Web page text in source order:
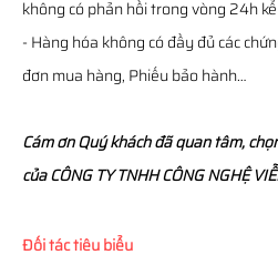
không có phản hồi trong vòng 24h
- Hàng hóa không có đầy đủ các
đơn mua hàng, Phiếu bảo hành…
Cám ơn Quý khách đã quan tâm,
của CÔNG TY TNHH CÔNG NGHỆ
Đối tác tiêu biểu